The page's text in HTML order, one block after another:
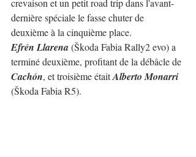
crevaison et un petit road trip dans l'avant-
dernière spéciale le fasse chuter de
deuxième à la cinquième place.
Efrén Llarena (Škoda Fabia Rally2 evo) a
terminé deuxième, profitant de la débâcle de
Cachón, et troisième était Alberto Monarri
(Škoda Fabia R5).